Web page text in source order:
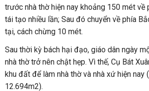
trước nhà thờ hiện nay khoảng 150 mét về
tái tạo nhiều lần; Sau đó chuyển về phía
tại, cách chừng 10 mét.
Sau thời kỳ bách hại đạo, giáo dân ngày
nhà thờ trở nên chật hẹp. Vì thế, Cụ Bát
khu đất để làm nhà thờ và nhà xứ hiện nay
12.694m2).